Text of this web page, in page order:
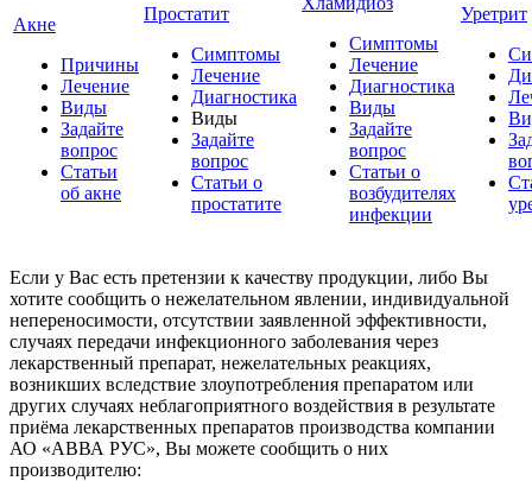
Акне
Причины
Лечение
Виды
Задайте
вопрос
Статьи
об акне
Простатит
Симптомы
Лечение
Диагностика
Виды
Задайте
вопрос
Статьи о
простатите
Симптомы
Лечение
Диагностика
Виды
Задайте
вопрос
Статьи о
возбудителях
инфекции
Уретрит
Если у Вас есть претензии к качеству продукции, либо Вы
хотите сообщить о нежелательном явлении, индивидуальной
непереносимости, отсутствии заявленной эффективности,
случаях передачи инфекционного заболевания через
лекарственный препарат, нежелательных реакциях,
возникших вследствие злоупотребления препаратом или
других случаях неблагоприятного воздействия в результате
приёма лекарственных препаратов производства компании
АО «АВВА РУС», Вы можете сообщить о них
производителю: